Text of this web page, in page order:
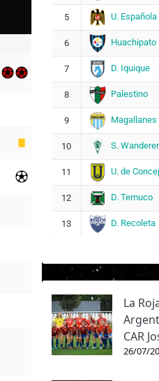
5 U. Española
6 Huachipato
7 D. Iquique
8 Palestino
9 Magallanes
10 S.
11 U. de
12 D. Temuco
13 D. Recoleta
La
CAR
26/07/